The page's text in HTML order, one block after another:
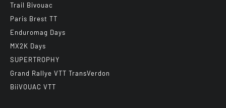
Trail Bivouac
Paris Brest TT
Enduromag Days
MX2K Days
SUPERTROPHY
Grand Rallye VTT TransVerdon
BiiVOUAC VTT